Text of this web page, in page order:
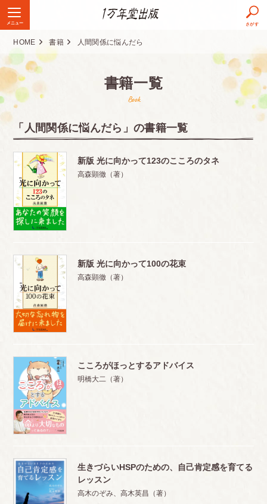
メニュー さがす
HOME 書籍 人間関係に悩んだら
書籍一覧
Book
「人間関係に悩んだら」の書籍一覧
新版 光に向かって123のこころのタネ
高森顕徹（著）
新版 光に向かって100の花束
高森顕徹（著）
こころがほっとするアドバイス
明橋大二（著）
生きづらいHSPのための、自己肯定感を育てる
レッスン
高木のぞみ、高木英昌（著）